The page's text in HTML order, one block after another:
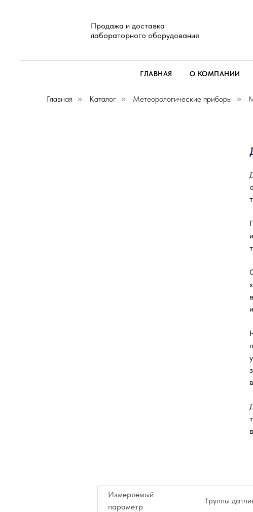
Продажа и доставка
лабораторного оборудования
ГЛАВНАЯ О КОМПАНИИ
Главная » Каталог » Метеорологические приборы »
Измеряемый
параметр
Группы